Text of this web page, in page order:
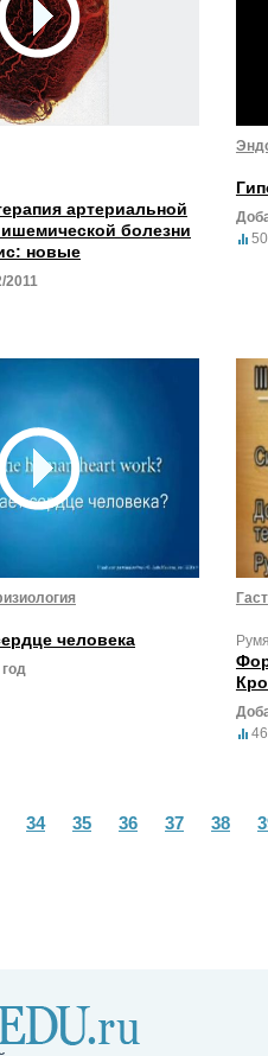
артериальной
ишемической болезни
новые
2011
человека
34 35 36 37 38